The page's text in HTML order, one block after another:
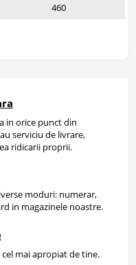
460
in orice punct din
serviciu de livrare,
ridicarii proprii.
moduri: numerar,
in magazinele noastre.
mai apropiat de tine.